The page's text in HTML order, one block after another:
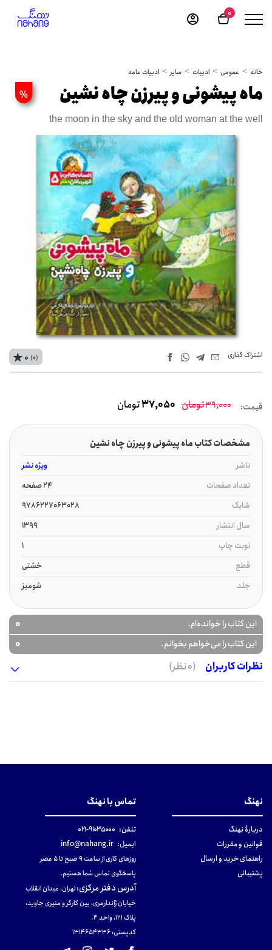
0
خانه عمومی ادبیات سایر ادبیات عامه
% ماه پیشونی و پیرزن چاه نشین
the moon in the sky and the old woman at the well
اشتراک‌ گذاری 0 (0)
قیمت: 39,000تومان 37,050تومان
مشخصات کتاب ماه پیشونی و پیرزن چاه نشین
ناشر
ویژه نشر
تعداد صفحات
24 صفحه
شابک
9786227063028
سال انتشار
1399
نوبت چاپ
1
قطع
خشتی
جلد
شومیز
این کتاب را خوانده‌ام. 0
این کتاب را می‌خواهم بخوانم.
0
نظرات کاربران
(0 نظر)
نهنگ
دربارهٔ نهنگ
قوانین و مقررات
راهنمای خرید و ارسال
پشتیبانی
تماس با نهنگ
تلفن: ۹۱۰۳۵۰۰۰-۰۲۱
ایمیل: info@nahang.ir
روزهای کاری از ساعت ۹ صبح تا ۵ عصر
پاسخگوی تماس شما هستیم.
آدرس دفتر مرکزی:تهران، میدان انقلاب
خیابان ژاندارمری، بین کارگر و منیری جاوید،
پلاک 121، واحد ۴.
کدپستی: 131465433۶